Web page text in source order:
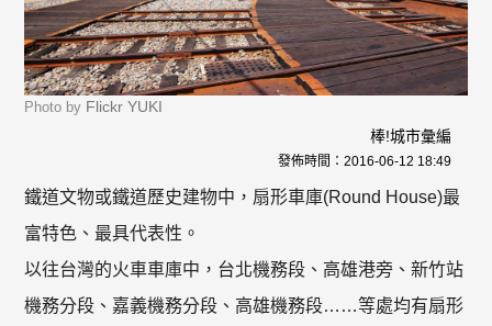
Photo by Flickr YUKI
棒!城市彙編
發佈時間： 2016-06-12 18:49
鐵道文物或鐵道歷史建物中，扇形車庫(Round House)最
富特色、最具代表性。
以往台灣的火車車庫中，台北機務段、高雄港旁、新竹站
機務分段、嘉義機務分段、高雄機務段……等處均有扇形